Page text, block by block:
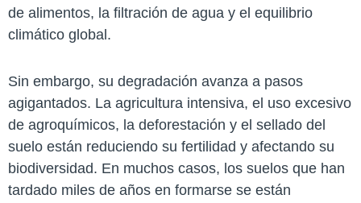
de alimentos, la filtración de agua y el equilibrio
climático global.
Sin embargo, su degradación avanza a pasos
agigantados. La agricultura intensiva, el uso excesivo
de agroquímicos, la deforestación y el sellado del
suelo están reduciendo su fertilidad y afectando su
biodiversidad. En muchos casos, los suelos que han
tardado miles de años en formarse se están